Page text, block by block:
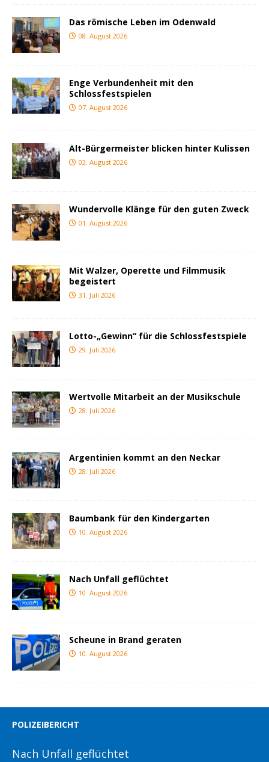
Das römische Leben im Odenwald
08. August 2026
Enge Verbundenheit mit den
Schlossfestspielen
07. August 2026
Alt-Bürgermeister blicken hinter Kulissen
03. August 2026
Wundervolle Klänge für den guten Zweck
01. August 2026
Mit Walzer, Operette und Filmmusik
begeistert
31. Juli 2026
Lotto-„Gewinn“ für die Schlossfestspiele
29. Juli 2026
Wertvolle Mitarbeit an der Musikschule
28. Juli 2026
Argentinien kommt an den Neckar
28. Juli 2026
Baumbank für den Kindergarten
10. August 2026
Nach Unfall geflüchtet
10. August 2026
Scheune in Brand geraten
10. August 2026
POLIZEIBERICHT
Nach Unfall geflüchtet